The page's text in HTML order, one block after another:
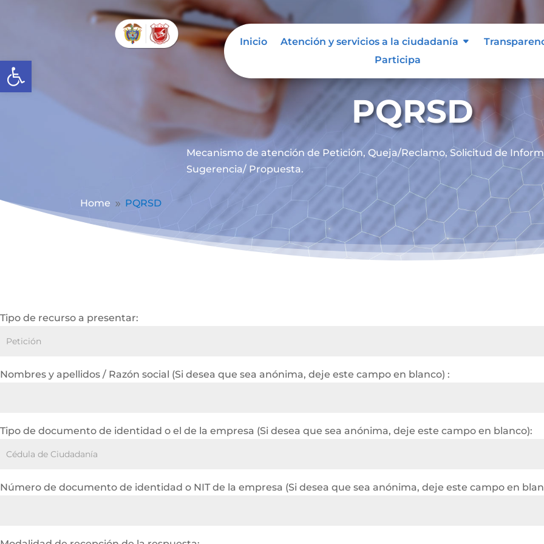
Abrir barra de herramientas
Inicio Atención y servicios a la ciudadanía
Participa
PQRSD
Mecanismo de atención de Petición, Queja/Reclamo, Solicitud de
Sugerencia/ Propuesta.
Home 9 PQRSD
Tipo de recurso a presentar:
Nombres y apellidos / Razón social (Si desea que sea anónima, deje este campo en blanco) :
Tipo de documento de identidad o el de la empresa (Si desea que sea anónima, deje este campo en blanco):
Número de documento de identidad o NIT de la empresa (Si desea que sea anónima, deje este campo en